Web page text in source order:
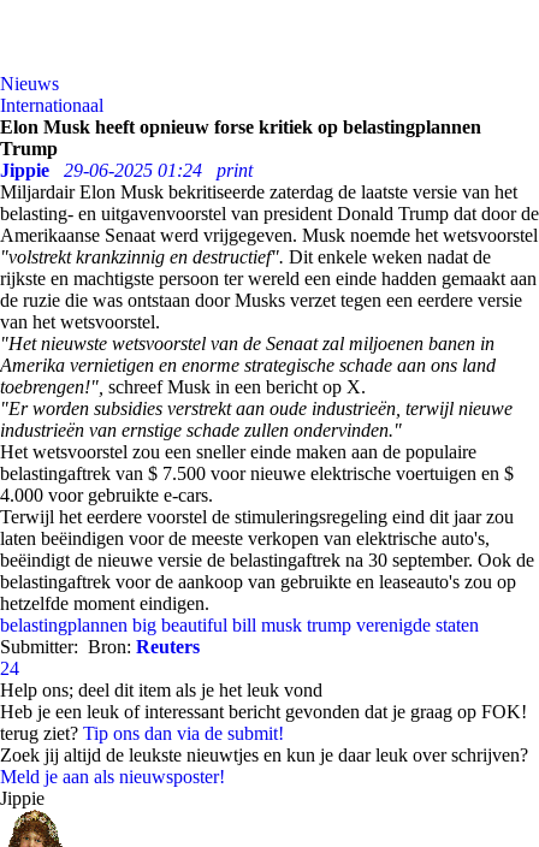
Nieuws
Internationaal
Elon Musk heeft opnieuw forse kritiek op belastingplannen
Trump
Jippie
29-06-2025 01:24
print
Miljardair Elon Musk bekritiseerde zaterdag de laatste versie van het
belasting- en uitgavenvoorstel van president Donald Trump dat door de
Amerikaanse Senaat werd vrijgegeven. Musk noemde het wetsvoorstel
"volstrekt krankzinnig en destructief". Dit enkele weken nadat de
rijkste en machtigste persoon ter wereld een einde hadden gemaakt aan
de ruzie die was ontstaan door Musks verzet tegen een eerdere versie
van het wetsvoorstel.
"Het nieuwste wetsvoorstel van de Senaat zal miljoenen banen in
Amerika vernietigen en enorme strategische schade aan ons land
toebrengen!", schreef Musk in een bericht op X.
"Er worden subsidies verstrekt aan oude industrieën, terwijl nieuwe
industrieën van ernstige schade zullen ondervinden."
Het wetsvoorstel zou een sneller einde maken aan de populaire
belastingaftrek van $ 7.500 voor nieuwe elektrische voertuigen en $
4.000 voor gebruikte e-cars.
Terwijl het eerdere voorstel de stimuleringsregeling eind dit jaar zou
laten beëindigen voor de meeste verkopen van elektrische auto's,
beëindigt de nieuwe versie de belastingaftrek na 30 september. Ook de
belastingaftrek voor de aankoop van gebruikte en leaseauto's zou op
hetzelfde moment eindigen.
belastingplannen big beautiful bill musk trump verenigde staten
Submitter: Bron: Reuters
24
Help ons; deel dit item als je het leuk vond
Heb je een leuk of interessant bericht gevonden dat je graag op FOK!
terug ziet? Tip ons dan via de submit!
Zoek jij altijd de leukste nieuwtjes en kun je daar leuk over schrijven?
Meld je aan als nieuwsposter!
Jippie